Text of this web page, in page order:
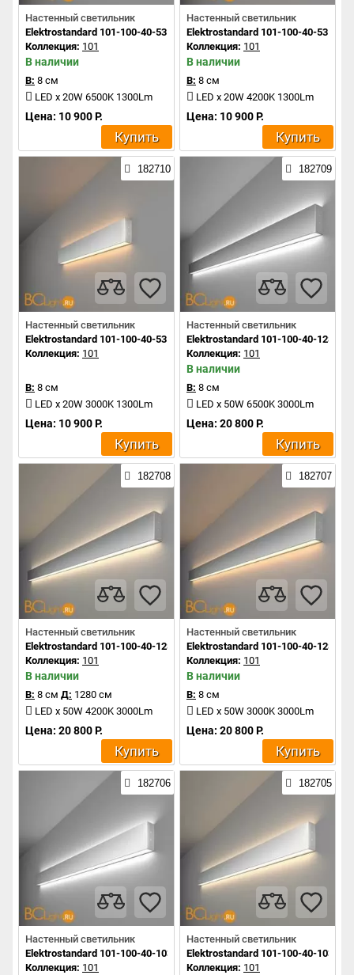
Настенный светильник
Elektrostandard 101-100-40-53 a041476
Коллекция: 101
В наличии
В: 8 см
LED x 20W 6500K 1300Lm
Цена: 10 900 Р.
Купить
Настенный светильник
Elektrostandard 101-100-40-53
Коллекция: 101
В наличии
В: 8 см
LED x 20W 4200K 1300Lm
Цена: 10 900 Р.
Купить
182710
Настенный светильник
Elektrostandard 101-100-40-53 a041474
Коллекция: 101
В: 8 см
LED x 20W 3000K 1300Lm
Цена: 10 900 Р.
Купить
182709
Настенный светильник
Elektrostandard 101-100-40-128
Коллекция: 101
В наличии
В: 8 см
LED x 50W 6500K 3000Lm
Цена: 20 800 Р.
Купить
182708
Настенный светильник
Elektrostandard 101-100-40-128 a041472
Коллекция: 101
В наличии
В: 8 см Д: 1280 см
LED x 50W 4200K 3000Lm
Цена: 20 800 Р.
Купить
182707
Настенный светильник
Elektrostandard 101-100-40-128
Коллекция: 101
В наличии
В: 8 см
LED x 50W 3000K 3000Lm
Цена: 20 800 Р.
Купить
182706
Настенный светильник
Elektrostandard 101-100-40-103 a041470
Коллекция: 101
182705
Настенный светильник
Elektrostandard 101-100-40-103
Коллекция: 101